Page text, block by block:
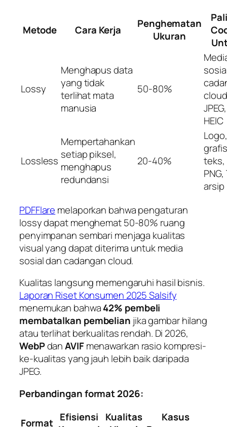
Metode Cara Kerja
Penghematan
Ukuran
Lossy
Menghapus data
yang tidak
terlihat mata
manusia
50-80%
JPEG,
HEIC
Lossless
Mempertahankan
setiap piksel,
menghapus
redundansi
20-40%
Logo,
grafis
teks,
PNG,
arsip
PDFFlare melaporkan bahwa pengaturan
lossy dapat menghemat 50-80% ruang
penyimpanan sembari menjaga kualitas
visual yang dapat diterima untuk media
sosial dan cadangan cloud.
Kualitas langsung memengaruhi hasil bisnis.
Laporan Riset Konsumen 2025 Salsify
menemukan bahwa42% pembeli
membatalkan pembelian jika gambar hilang
atau terlihat berkualitas rendah. Di 2026,
WebPdanAVIFmenawarkan rasio kompresi-
ke-kualitas yang jauh lebih baik daripada
JPEG.
Perbandingan format 2026:
Format Efisiensi
Kualitas
Kasus